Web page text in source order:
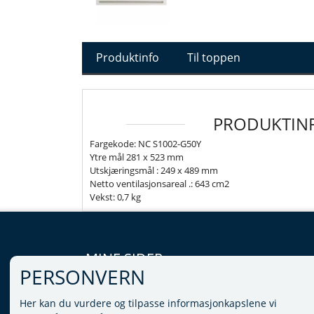
Produktinfo Til toppen
Fargekode: NC S1002-G50Y
Ytre mål 281 x 523 mm
Utskjæringsmål : 249 x 489 mm
Netto ventilasjonsareal .: 643 cm2
Vekst: 0,7 kg
MINE SIDER
LOGG INN
VILKÅR
PERSONVERN
Her kan du vurdere og tilpasse informasjonkapslene vi